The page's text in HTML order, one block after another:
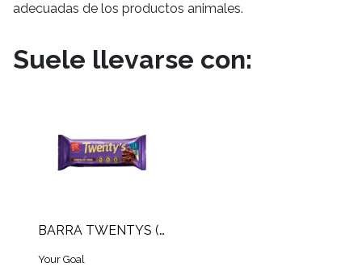
adecuadas de los productos animales.
Suele llevarse con:
BARRA TWENTYS (60 GR)
Your Goal